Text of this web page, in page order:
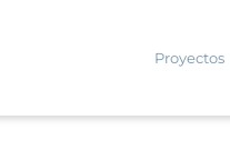
Proyectos